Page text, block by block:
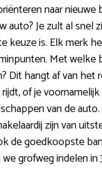
naar
auto? Je zult al snel
keuze is. Elk merk
Met welke
Dit hangt af van het
of je
van de
zijn van
de goedkoopste
grofweg indelen in